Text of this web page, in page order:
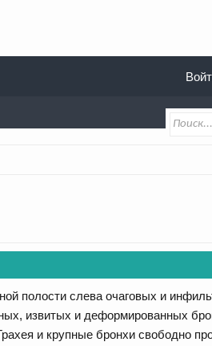
полости слева очаговых и
извитых и деформированных
и крупные бронхи свободно